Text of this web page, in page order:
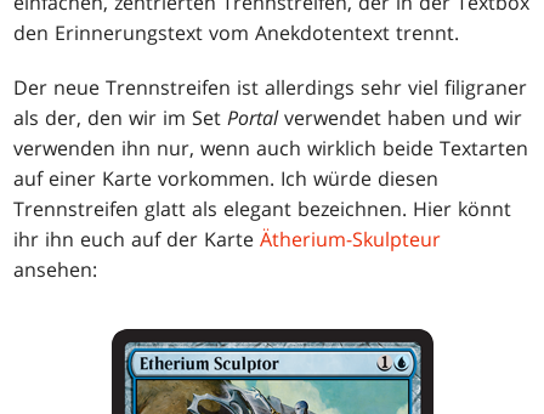
den Erinnerungstext vom Anekdotentext trennt.
Der neue Trennstreifen ist allerdings sehr viel filigraner
als der, den wir im SetPortalverwendet haben und wir
verwenden ihn nur, wenn auch wirklich beide Textarten
auf einer Karte vorkommen. Ich würde diesen
Trennstreifen glatt als elegant bezeichnen. Hier könnt
ihr ihn euch auf der KarteÄtherium-Skulpteur
ansehen: